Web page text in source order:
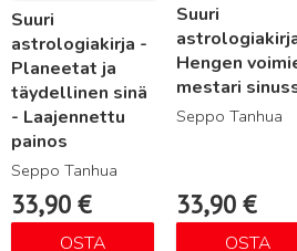
Suuri
astrologiakirja -
Planeetat ja
täydellinen sinä
- Laajennettu
painos
Seppo Tanhua
33,90 €
OSTA
Suuri
Hengen
mestari
Seppo Tanhua
33,90€
OSTA